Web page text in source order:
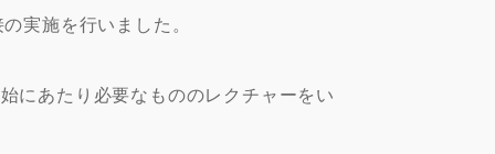
実施を行いました。
にあたり必要なもののレクチャーをい